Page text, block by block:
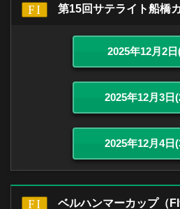
第15回サテライト船橋
2025年12月2
2025年12月3日
2025年12月4日
ベルハンマーカップ（FI